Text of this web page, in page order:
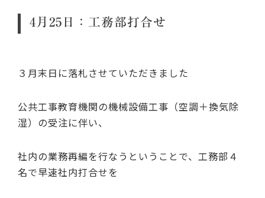
4月25日：工務部打合せ
３月末日に落札させていただきました
公共工事教育機関の機械設備工事（空調＋換気除
湿）の受注に伴い、
社内の業務再編を行なうということで、工務部４
名で早速社内打合せを